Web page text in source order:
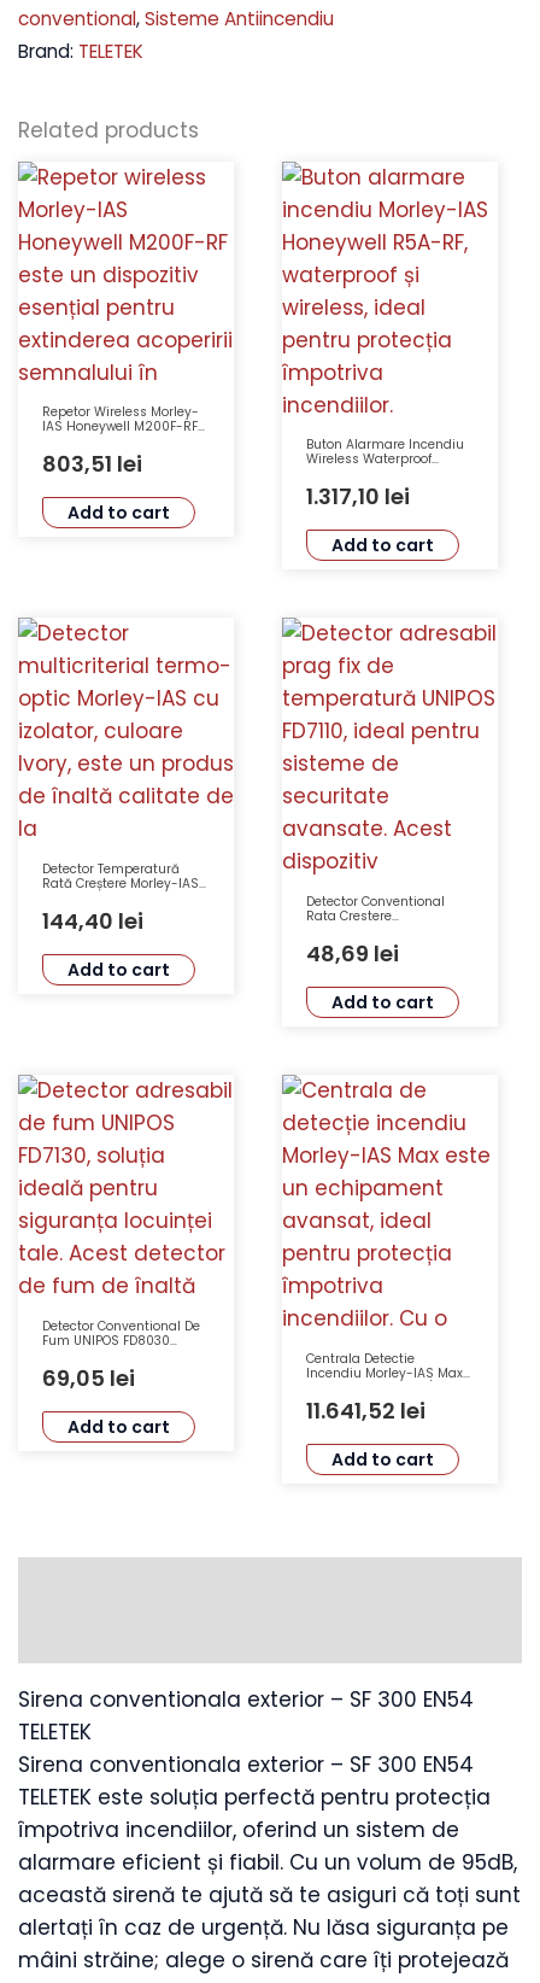
conventional,Sisteme Antiincendiu
Brand: TELETEK
Related products
Repetor Wireless Morley-
IAS Honeywell M200F-RF
Tensiune 2 x CR123A
Dimensiuni 51x95x37mm
Temperatura -10°C +60°C
Frecventa 865-870MHz
803,51 lei
Add to cart
Buton Alarmare Incendiu
Wireless Waterproof
R5A-RF IP67
1.317,10 lei
Add to cart
Detector Temperatură
Rată Creștere Morley-IAS
RHSE-I-AP, Culoare Fildes,
EN54-17, EN54-5
144,40 lei
Add to cart
Detector Conventional
Rata Crestere
FD8020R Tensiune 15-
30VDC Clasa A2R IP43
48,69 lei
Add to cart
Detector Conventional De
Fum UNIPOS FD8030
Sensibilitate EN54-7 Arie
176mp IP43
69,05 lei
Add to cart
Centrala Detectie
Incendiu Morley-IAS Max
4-8 Bucle 99 D 99 I/O
Honeywell MA-8000-02
11.641,52 lei
Add to cart
Sirena conventionala exterior – SF 300 EN54
TELETEK
Sirena conventionala exterior – SF 300 EN54
TELETEK este soluția perfectă pentru protecția
împotriva incendiilor, oferind un sistem de
alarmare eficient și fiabil. Cu un volum de 95dB,
această sirenă te ajută să te asiguri că toți sunt
alertați în caz de urgență. Nu lăsa siguranța pe
mâini străine; alege o sirenă care îți protejează